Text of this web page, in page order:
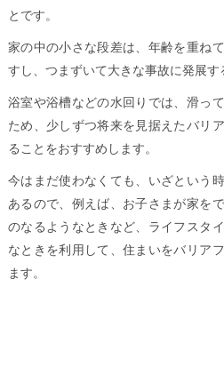
とです。
家の中の小さな段差は、年齢を重ね
すし、つまずいて大きな事故に発展す
浴室や浴槽などの水回りでは、滑っ
ため、少しずつ将来を見据えたバリ
ることをおすすめします。
今はまだ使わなくても、いざという
あるので、例えば、お子さまが家を
のなるようなときなど、ライフスタ
なときを利用して、住まいをバリア
ます。